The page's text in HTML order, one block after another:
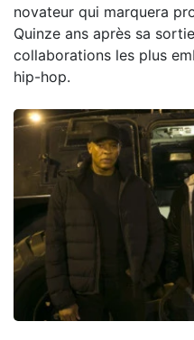
novateur qui marquera
Quinze ans après sa
collaborations les plus
hip-hop.